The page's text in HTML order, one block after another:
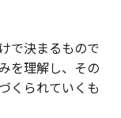
で決まるもので
を理解し、その
くられていくも